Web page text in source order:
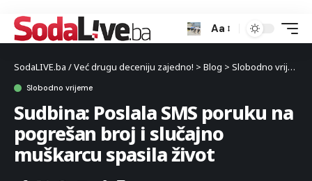
Aa
SodaLIVE.ba / Već drugu deceniju zajedno! > Blog > Slobodno vrijeme
Slobodno vrijeme
Sudbina: Poslala SMS poruku na
pogrešan broj i slučajno
muškarcu spasila život